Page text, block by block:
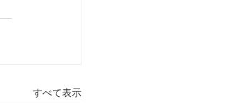
すべて表示